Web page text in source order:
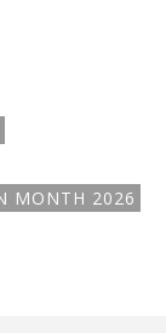
MONTH 2026